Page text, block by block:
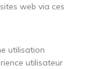
web via ces
utilisation
utilisateur